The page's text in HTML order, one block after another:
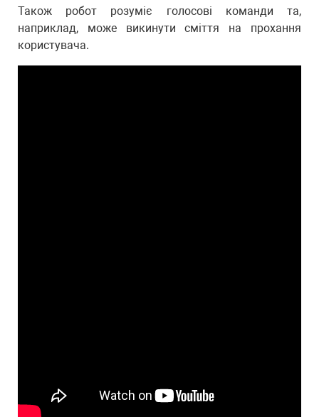
Також робот розуміє голосові команди та,
наприклад, може викинути сміття на прохання
користувача.